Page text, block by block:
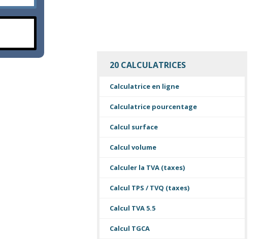
20 CALCULATRICES
Calculatrice en ligne
Calculatrice pourcentage
Calcul surface
Calcul volume
Calculer la TVA (taxes)
Calcul TPS / TVQ (taxes)
Calcul TVA 5.5
Calcul TGCA